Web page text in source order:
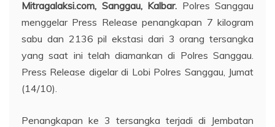
Mitragalaksi.com, Sanggau, Kalbar. Polres Sanggau
menggelar Press Release penangkapan 7 kilogram
sabu dan 2136 pil ekstasi dari 3 orang tersangka
yang saat ini telah diamankan di Polres Sanggau.
Press Release digelar di Lobi Polres Sanggau, Jumat
(14/10).
Penangkapan ke 3 tersangka terjadi di Jembatan